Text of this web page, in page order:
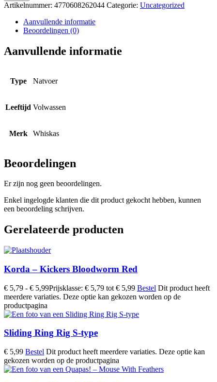
Artikelnummer: 4770608262044 Categorie: Uncategorized
Aanvullende informatie
Beoordelingen (0)
Aanvullende informatie
Type Natvoer
Leeftijd Volwassen
Merk Whiskas
Beoordelingen
Er zijn nog geen beoordelingen.
Enkel ingelogde klanten die dit product gekocht hebben, kunnen
een beoordeling schrijven.
Gerelateerde producten
Korda – Kickers Bloodworm Red
€ 5,79 - € 5,99Prijsklasse: € 5,79 tot € 5,99 Bestel Dit product heeft
meerdere variaties. Deze optie kan gekozen worden op de
productpagina
Sliding Ring Rig S-type
€ 5,99 Bestel Dit product heeft meerdere variaties. Deze optie kan
gekozen worden op de productpagina